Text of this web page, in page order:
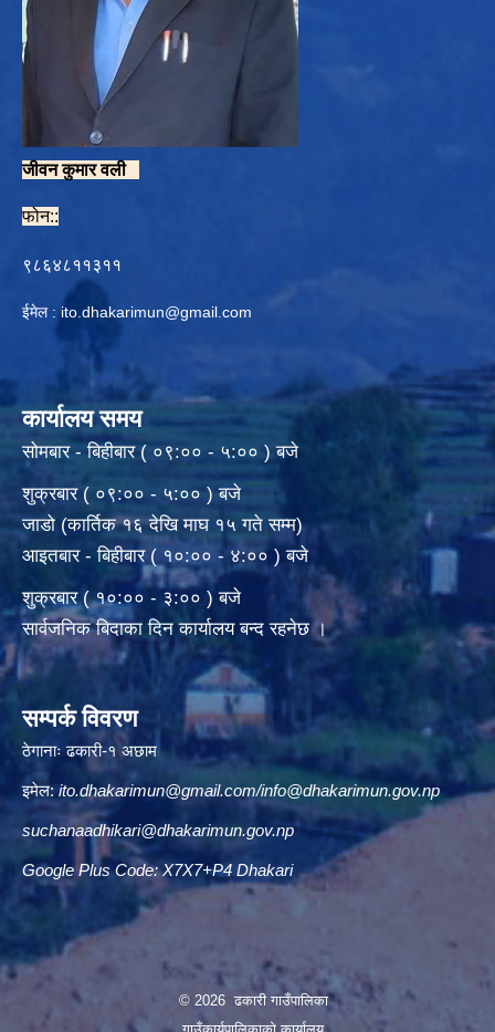
जीवन कुमार वली
फोन::
९८६४८११३११
ईमेल :ito.dhakarimun@gmail.com
कार्यालय समय
सोमबार - बिहीबार ( ०९:०० - ५:०० ) बजे
शुक्रबार ( ०९:०० - ५:०० ) बजे
जाडो (कार्तिक १६ देखि माघ १५ गते सम्म)
आइतबार - बिहीबार ( १०:०० - ४:०० ) बजे
शुक्रबार ( १०:०० - ३:०० ) बजे
सार्वजनिक बिदाका दिन कार्यालय बन्द रहनेछ ।
सम्पर्क विवरण
ठेगानाः ढकारी-१ अछाम
इमेल:ito.dhakarimun@gmail.com/info@dhakarimun.gov.np
suchanaadhikari@dhakarimun.gov.np
Google Plus Code: X7X7+P4 Dhakari
© 2026 ढकारी गाउँपालिका